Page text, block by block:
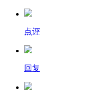
点评
回复